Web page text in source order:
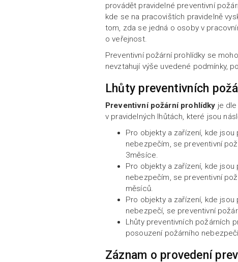
provádět pravidelné preventivní
kde se na pracovištích pravidelně
tom, zda se jedná o osoby v
o veřejnost.
Preventivní požární prohlídky se
nevztahují výše uvedené podmínky,
Lhůty preventivních
Preventivní požární prohlídky je
v pravidelných lhůtách, které jsou
Pro objekty a zařízení, kde
nebezpečím, se preventivní
3měsíce.
Pro objekty a zařízení, kde
nebezpečím, se preventivní
měsíců.
Pro objekty a zařízení, kde
nebezpečí, se preventivní
Lhůty preventivních požárních
posouzení požárního
Záznam o provedení